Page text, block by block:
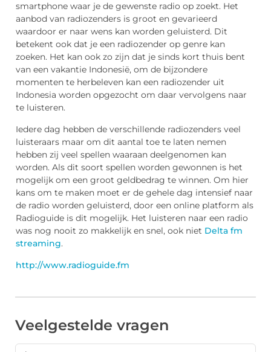
smartphone waar je de gewenste radio op zoekt. Het
aanbod van radiozenders is groot en gevarieerd
waardoor er naar wens kan worden geluisterd. Dit
betekent ook dat je een radiozender op genre kan
zoeken. Het kan ook zo zijn dat je sinds kort thuis bent
van een vakantie Indonesië, om de bijzondere
momenten te herbeleven kan een radiozender uit
Indonesia worden opgezocht om daar vervolgens naar
te luisteren.
Iedere dag hebben de verschillende radiozenders veel
luisteraars maar om dit aantal toe te laten nemen
hebben zij veel spellen waaraan deelgenomen kan
worden. Als dit soort spellen worden gewonnen is het
mogelijk om een groot geldbedrag te winnen. Om hier
kans om te maken moet er de gehele dag intensief naar
de radio worden geluisterd, door een online platform als
Radioguide is dit mogelijk. Het luisteren naar een radio
was nog nooit zo makkelijk en snel, ook niet Delta fm
streaming.
http://www.radioguide.fm
Veelgestelde vragen